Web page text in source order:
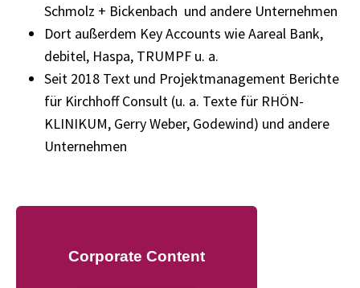
Schmolz + Bickenbach und andere Unternehmen
Dort außerdem Key Accounts wie Aareal Bank,
debitel, Haspa, TRUMPF u. a.
Seit 2018 Text und Projektmanagement Berichte
für Kirchhoff Consult (u. a. Texte für RHÖN-
KLINIKUM, Gerry Weber, Godewind) und andere
Unternehmen
Corporate Content